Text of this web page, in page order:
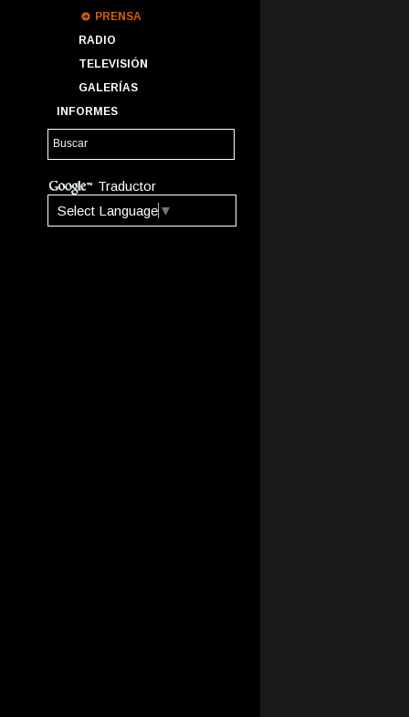
PRENSA
RADIO
TELEVISIÓN
GALERÍAS
INFORMES
Traductor
Select Language ▼